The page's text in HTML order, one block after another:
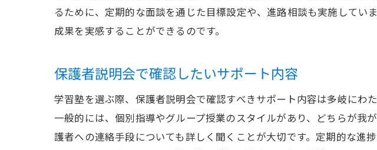
るために、定期的な面談を通じた目標設定や、進路相談も実施してい
成果を実感することができるのです。
保護者説明会で確認したいサポート内容
学習塾を選ぶ際、保護者説明会で確認すべきサポート内容は多岐にわ
一般的には、個別指導やグループ授業のスタイルがあり、どちらが我
護者への連絡手段についても詳しく聞くことが大切です。定期的な進